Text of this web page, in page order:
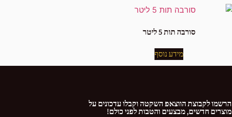
סורבה תות 5 ליטר
מידע נוסף
הרשמו לקבוצת הווצאפ השקטה וקבלו עדכונים על
מוצרים חדשים, מבצעים והטבות לפני כולם!